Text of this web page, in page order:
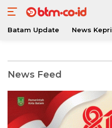
Batam Update News Kepri
btm.co.id
News Feed